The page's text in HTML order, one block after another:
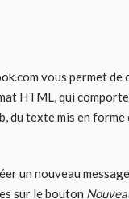
vous permet de
HTML, qui
du texte mis en
un nouveau
sur le bouton